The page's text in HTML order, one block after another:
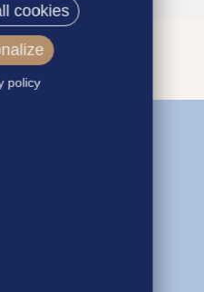
cookies
policy